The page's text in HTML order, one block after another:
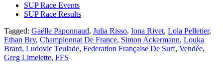
SUP Race Events
SUP Race Results
Tagged: Gaëlle Paponnaud, Julia Risso, Iona Rivet, Lola Pelletier,
Ethan Bry, Championnat De France, Simon Ackermann, Louka
Brard, Ludovic Teulade, Federation Française De Surf, Vendée,
Greg Limelette, FFS